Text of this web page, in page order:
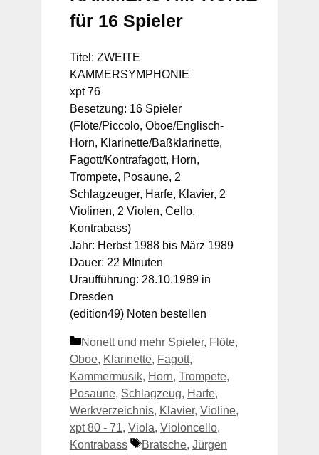
für 16 Spieler
Titel: ZWEITE
KAMMERSYMPHONIE
xpt 76
Besetzung: 16 Spieler
(Flöte/Piccolo, Oboe/Englisch-
Horn, Klarinette/Baßklarinette,
Fagott/Kontrafagott, Horn,
Trompete, Posaune, 2
Schlagzeuger, Harfe, Klavier, 2
Violinen, 2 Violen, Cello,
Kontrabass)
Jahr: Herbst 1988 bis März 1989
Dauer: 22 MInuten
Uraufführung: 28.10.1989 in
Dresden
(edition49) Noten bestellen
Kategorien
Nonett und mehr Spieler, Flöte,
Oboe, Klarinette, Fagott,
Kammermusik, Horn, Trompete,
Posaune, Schlagzeug, Harfe,
Werkverzeichnis, Klavier, Violine,
xpt 80 - 71, Viola, Violoncello,
Kontrabass
Schlagwörter
Bratsche, Jürgen